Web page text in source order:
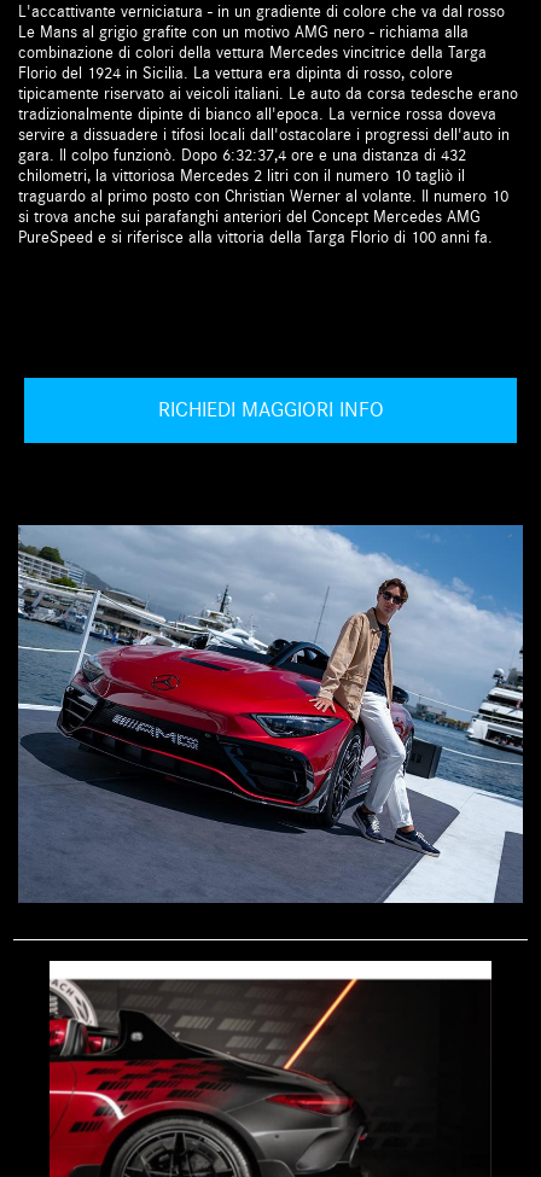
L'accattivante verniciatura - in un gradiente di colore che va dal rosso
Le Mans al grigio grafite con un motivo AMG nero - richiama alla
combinazione di colori della vettura Mercedes vincitrice della Targa
Florio del 1924 in Sicilia. La vettura era dipinta di rosso, colore
tipicamente riservato ai veicoli italiani. Le auto da corsa tedesche erano
tradizionalmente dipinte di bianco all'epoca. La vernice rossa doveva
servire a dissuadere i tifosi locali dall'ostacolare i progressi dell'auto in
gara. Il colpo funzionò. Dopo 6:32:37,4 ore e una distanza di 432
chilometri, la vittoriosa Mercedes 2 litri con il numero 10 tagliò il
traguardo al primo posto con Christian Werner al volante. Il numero 10
si trova anche sui parafanghi anteriori del Concept Mercedes AMG
PureSpeed e si riferisce alla vittoria della Targa Florio di 100 anni fa.
RICHIEDI MAGGIORI INFO